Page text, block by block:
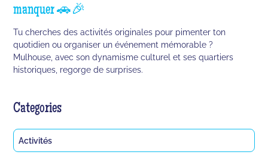
manquer 🚗🎉
Tu cherches des activités originales pour pimenter ton
quotidien ou organiser un événement mémorable ?
Mulhouse, avec son dynamisme culturel et ses quartiers
historiques, regorge de surprises.
Categories
Activités